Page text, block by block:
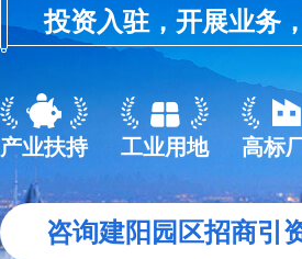
投资入驻，开展业务
产业扶持 工业用地 高标
咨询建阳园区招商引